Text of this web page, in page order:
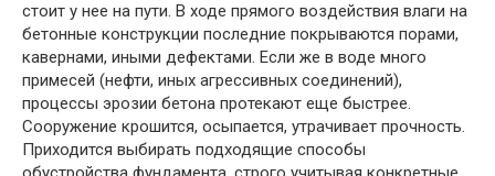
стоит у нее на пути. В ходе прямого воздействия влаги на
бетонные конструкции последние покрываются порами,
кавернами, иными дефектами. Если же в воде много
примесей (нефти, иных агрессивных соединений),
процессы эрозии бетона протекают еще быстрее.
Сооружение крошится, осыпается, утрачивает прочность.
Приходится выбирать подходящие способы